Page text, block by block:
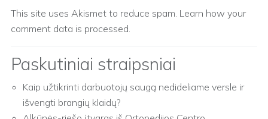
This site uses Akismet to reduce spam. Learn how your
comment data is processed.
Paskutiniai straipsniai
Kaip užtikrinti darbuotojų saugą nedideliame versle ir
išvengti brangių klaidų?